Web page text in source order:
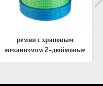
25mm 38mm 50mm
100mm Polyester